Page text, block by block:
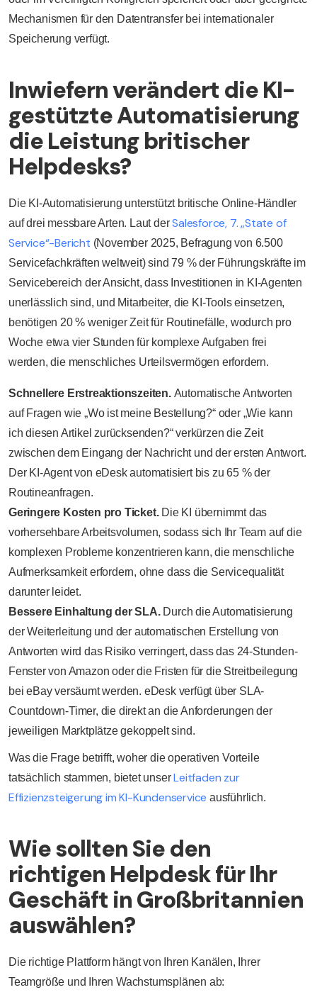
Mechanismen für den Datentransfer bei internationaler
Speicherung verfügt.
Inwiefern verändert die KI-
gestützte Automatisierung
die Leistung britischer
Helpdesks?
Die KI-Automatisierung unterstützt britische Online-Händler
auf drei messbare Arten. Laut derSalesforce, 7. „State of
Service“-Bericht (November 2025, Befragung von 6.500
Servicefachkräften weltweit) sind 79 % der Führungskräfte im
Servicebereich der Ansicht, dass Investitionen in KI-Agenten
unerlässlich sind, und Mitarbeiter, die KI-Tools einsetzen,
benötigen 20 % weniger Zeit für Routinefälle, wodurch pro
Woche etwa vier Stunden für komplexe Aufgaben frei
werden, die menschliches Urteilsvermögen erfordern.
Schnellere Erstreaktionszeiten. Automatische Antworten
auf Fragen wie „Wo ist meine Bestellung?“ oder „Wie kann
ich diesen Artikel zurücksenden?“ verkürzen die Zeit
zwischen dem Eingang der Nachricht und der ersten Antwort.
Der KI-Agent von eDesk automatisiert bis zu 65 % der
Routineanfragen.
Geringere Kosten pro Ticket. Die KI übernimmt das
vorhersehbare Arbeitsvolumen, sodass sich Ihr Team auf die
komplexen Probleme konzentrieren kann, die menschliche
Aufmerksamkeit erfordern, ohne dass die Servicequalität
darunter leidet.
Bessere Einhaltung der SLA. Durch die Automatisierung
der Weiterleitung und der automatischen Erstellung von
Antworten wird das Risiko verringert, dass das 24-Stunden-
Fenster von Amazon oder die Fristen für die Streitbeilegung
bei eBay versäumt werden. eDesk verfügt über SLA-
Countdown-Timer, die direkt an die Anforderungen der
jeweiligen Marktplätze gekoppelt sind.
Was die Frage betrifft, woher die operativen Vorteile
tatsächlich stammen, bietet unserLeitfaden zur
Effizienzsteigerung im KI-Kundenservice ausführlich.
Wie sollten Sie den
richtigen Helpdesk für Ihr
Geschäft in Großbritannien
auswählen?
Die richtige Plattform hängt von Ihren Kanälen, Ihrer
Teamgröße und Ihren Wachstumsplänen ab: